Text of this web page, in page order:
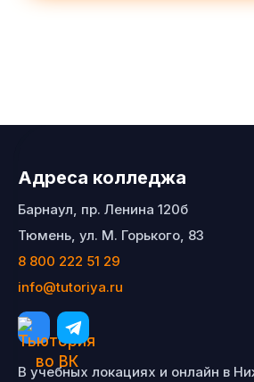
Адреса колледжа
Барнаул, пр. Ленина 120б
Тюмень, ул. М. Горького, 83
8 800 222 51 29
info@tutoriya.ru
В учебных локациях и онлайн в